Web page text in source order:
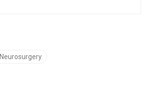
Neurosurgery